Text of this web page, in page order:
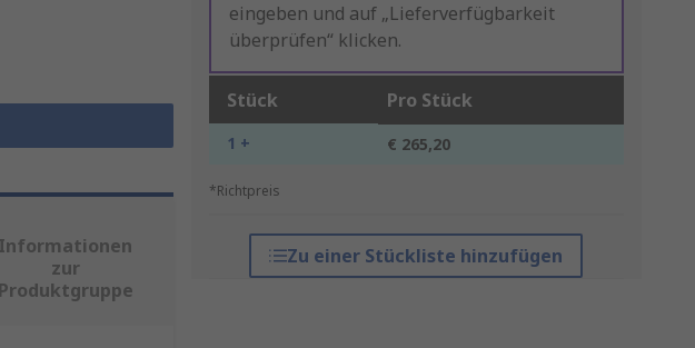
eingeben und auf „Lieferverfügbarkeit
überprüfen“ klicken.
Stück Pro Stück
1 + € 265,20
*Richtpreis
Zu einer Stückliste hinzufügen
Informationen
zur
Produktgruppe